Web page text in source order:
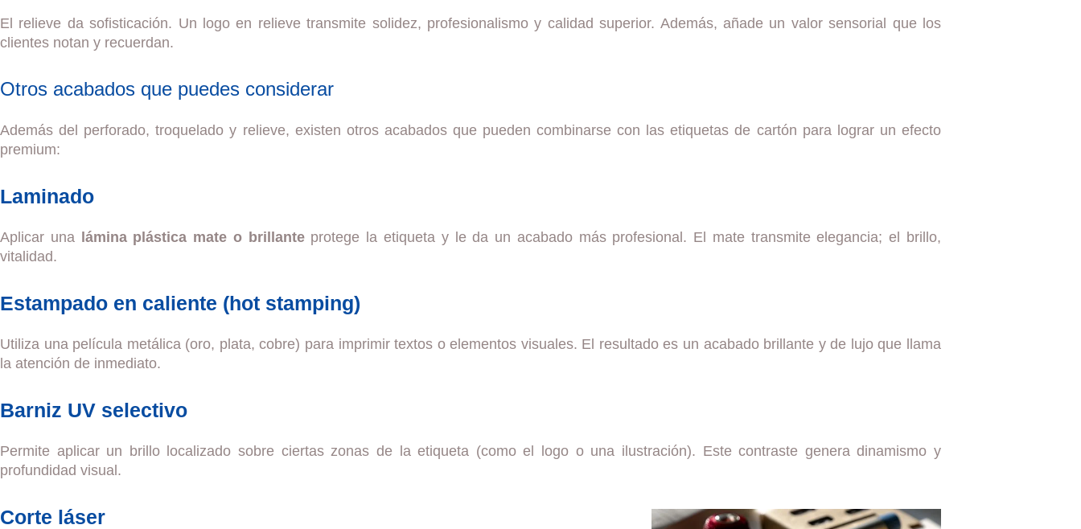
El relieve da sofisticación. Un logo en relieve transmite solidez, profesionalismo y calidad superior. Además, añade un valor sensorial que los
clientes notan y recuerdan.
Otros acabados que puedes considerar
Además del perforado, troquelado y relieve, existen otros acabados que pueden combinarse con las etiquetas de cartón para lograr un efecto
premium:
Laminado
Aplicar una lámina plástica mate o brillanteprotege la etiqueta y le da un acabado más profesional. El mate transmite elegancia; el brillo,
vitalidad.
Estampado en caliente (hot stamping)
Utiliza una película metálica (oro, plata, cobre) para imprimir textos o elementos visuales. El resultado es un acabado brillante y de lujo que llama
la atención de inmediato.
Barniz UV selectivo
Permite aplicar un brillo localizado sobre ciertas zonas de la etiqueta (como el logo o una ilustración). Este contraste genera dinamismo y
profundidad visual.
Corte láser